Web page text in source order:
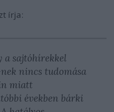
írja:
a sajtóhírekkel
nincs tudomása
miatt
években bárki